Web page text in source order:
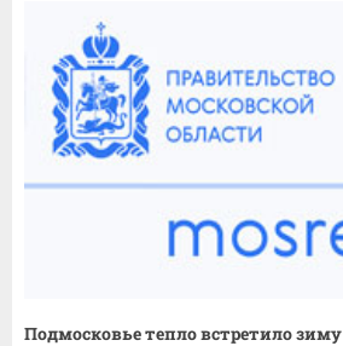
Подмосковье тепло встретило зиму